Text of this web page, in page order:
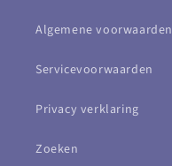
Algemene voorwaarden
Servicevoorwaarden
Privacy verklaring
Zoeken